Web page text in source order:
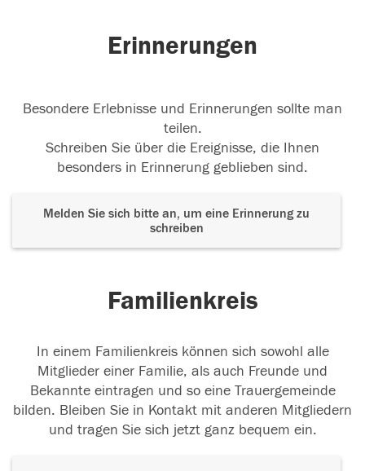
Erinnerungen
Besondere Erlebnisse und Erinnerungen sollte man
teilen.
Schreiben Sie über die Ereignisse, die Ihnen
besonders in Erinnerung geblieben sind.
Melden Sie sich bitte an, um eine Erinnerung zu
schreiben
Familienkreis
In einem Familienkreis können sich sowohl alle
Mitglieder einer Familie, als auch Freunde und
Bekannte eintragen und so eine Trauergemeinde
bilden. Bleiben Sie in Kontakt mit anderen Mitgliedern
und tragen Sie sich jetzt ganz bequem ein.